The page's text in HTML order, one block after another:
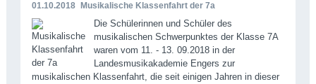
01.10.2018 Musikalische Klassenfahrt der 7a
Die Schülerinnen und Schüler des
musikalischen Schwerpunktes der Klasse 7A
waren vom 11. - 13. 09.2018 in der
Landesmusikakademie Engers zur
musikalischen Klassenfahrt, die seit einigen Jahren in dieser